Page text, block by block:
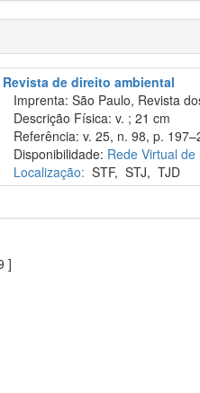
Revista de direito ambiental
Imprenta: São Paulo, Revista
Descrição Física: v. ; 21 cm
Referência: v. 25, n. 98, p.
Disponibilidade: Rede Virtual de
Localização: STF,STJ,TJD
]